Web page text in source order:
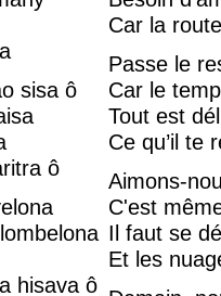
sisa ô
ô
hisava ô
Car la
Passe le
Car le
Tout est
Ce qu’il te
Aimons-
C'est
Il faut se
Et les